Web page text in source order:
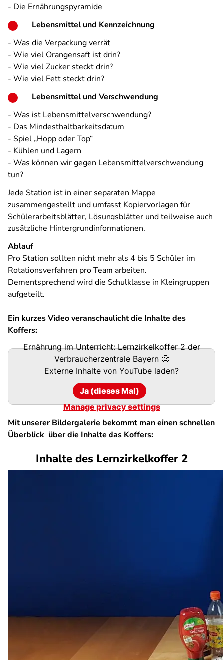
- Die Ernährungspyramide
Lebensmittel und Kennzeichnung
- Was die Verpackung verrät
- Wie viel Orangensaft ist drin?
- Wie viel Zucker steckt drin?
- Wie viel Fett steckt drin?
Lebensmittel und Verschwendung
- Was ist Lebensmittelverschwendung?
- Das Mindesthaltbarkeitsdatum
- Spiel „Hopp oder Top“
- Kühlen und Lagern
- Was können wir gegen Lebensmittelverschwendung
tun?
Jede Station ist in einer separaten Mappe
zusammengestellt und umfasst Kopiervorlagen für
Schülerarbeitsblätter, Lösungsblätter und teilweise auch
zusätzliche Hintergrundinformationen.
Ablauf
Pro Station sollten nicht mehr als 4 bis 5 Schüler im
Rotationsverfahren pro Team arbeiten.
Dementsprechend wird die Schulklasse in Kleingruppen
aufgeteilt.
Ein kurzes Video veranschaulicht die Inhalte des
Koffers:
Ernährung im Unterricht: Lernzirkelkoffer 2 der
Verbraucherzentrale Bayern 🧐
Externe Inhalte von YouTube laden?
Ja (dieses Mal)
Manage privacy settings
Mit unserer Bildergalerie bekommt man einen schnellen
Überblick über die Inhalte das Koffers:
Inhalte des Lernzirkelkoffer 2